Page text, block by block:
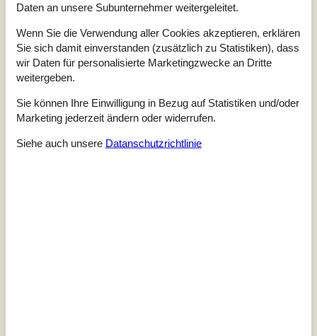
Daten an unsere Subunternehmer weitergeleitet.
Wenn Sie die Verwendung aller Cookies akzeptieren, erklären
Sie sich damit einverstanden (zusätzlich zu Statistiken), dass
wir Daten für personalisierte Marketingzwecke an Dritte
weitergeben.
Sie können Ihre Einwilligung in Bezug auf Statistiken und/oder
Marketing jederzeit ändern oder widerrufen.
Siehe auch unsere Datanschutzrichtlinie